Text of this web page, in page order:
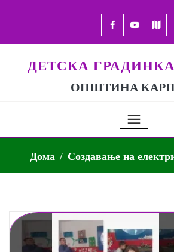
ДЕТСКА
ОПШТИНА
Дома Создавање на